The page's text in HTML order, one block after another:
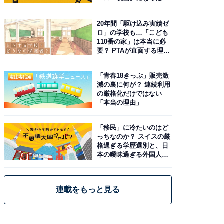
20年間「駆け込み実績ゼ
ロ」の学校も…「こども
110番の家」は本当に必
要？ PTAが直面する理想
「青春18きっぷ」販売激
減の裏に何が？ 連続利用
の厳格化だけではない
「本当の理由」
「移民」に冷たいのはど
っちなのか？ スイスの厳
格過ぎる学歴選別と、日
本の曖昧過ぎる外国人政
連載をもっと見る